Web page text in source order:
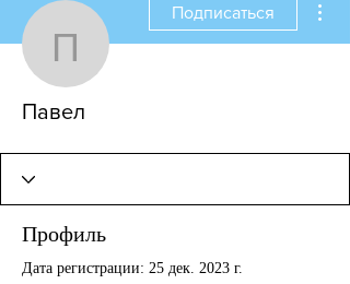
Павел
Подписаться
Павел
Профиль
Дата регистрации: 25 дек. 2023 г.